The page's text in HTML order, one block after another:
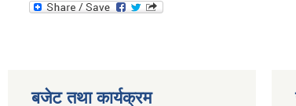
बजेट तथा कार्यक्रम